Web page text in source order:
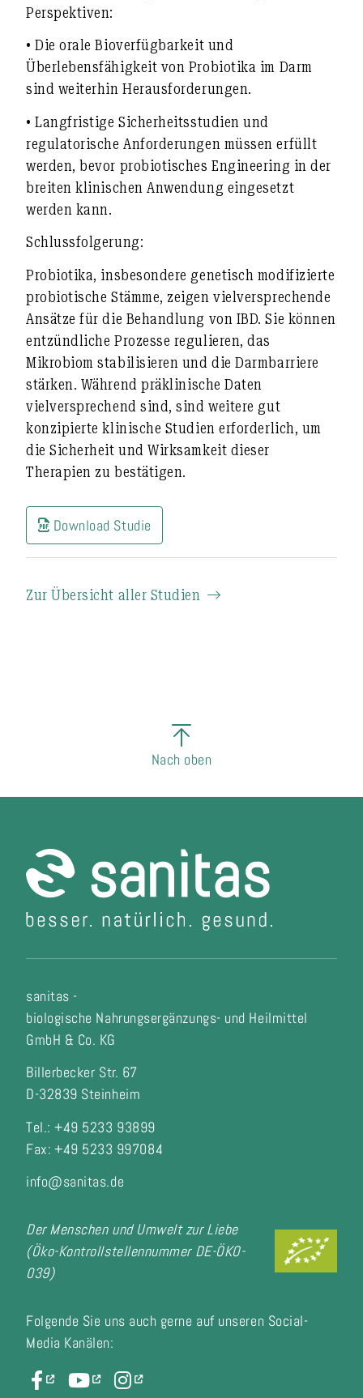
Perspektiven:
• Die orale Bioverfügbarkeit und
Überlebensfähigkeit von Probiotika im Darm
sind weiterhin Herausforderungen.
• Langfristige Sicherheitsstudien und
regulatorische Anforderungen müssen erfüllt
werden, bevor probiotisches Engineering in der
breiten klinischen Anwendung eingesetzt
werden kann.
Schlussfolgerung:
Probiotika, insbesondere genetisch modifizierte
probiotische Stämme, zeigen vielversprechende
Ansätze für die Behandlung von IBD.Sie können
entzündliche Prozesse regulieren, das
Mikrobiom stabilisieren und die Darmbarriere
stärken. Während präklinische Daten
vielversprechend sind, sind weitere gut
konzipierte klinische Studien erforderlich, um
die Sicherheit und Wirksamkeit dieser
Therapien zu bestätigen.
Download Studie
Zur Übersicht aller Studien
Nach oben
sanitas -
biologische Nahrungsergänzungs- und Heilmittel
GmbH & Co. KG
Billerbecker Str. 67
D-32839 Steinheim
Tel.: +49 5233 93899
Fax: +49 5233 997084
info@sanitas.de
Der Menschen und Umwelt zur Liebe
(Öko-Kontrollstellennummer DE-ÖKO-
039)
Folgende Sie uns auch gerne auf unseren Social-
Media Kanälen: